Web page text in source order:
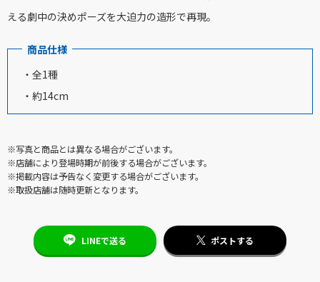
える劇中の決めポーズを大迫力の造形で再現。
商品仕様
・全1種
・約14cm
※写真と商品とは異なる場合がございます。
※店舗により登場時期が前後する場合がございます。
※掲載内容は予告なく変更する場合がございます。
※取扱店舗は随時更新となります。
LINEで送る ポストする